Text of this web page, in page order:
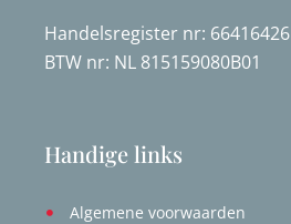
Handelsregister nr: 66416426
BTW nr: NL 815159080B01
Handige links
Algemene voorwaarden